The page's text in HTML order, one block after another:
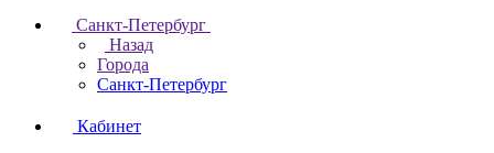
Санкт-Петербург
Назад
Города
Санкт-Петербург
Кабинет